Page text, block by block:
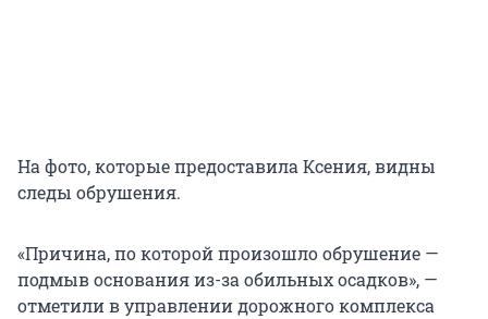
На фото, которые предоставила Ксения, видны
следы обрушения.
«Причина, по которой произошло обрушение —
подмыв основания из-за обильных осадков», —
отметили в управлении дорожного комплекса